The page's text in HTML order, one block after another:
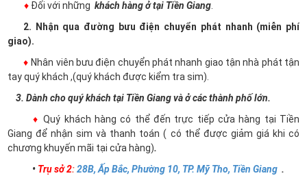
♦ Đối với những khách hàng ở tại Tiền Giang
2. Nhận qua đường bưu điện chuyển phát nhanh (miễn phí
giao).
♦ Nhân viên bưu điện chuyển phát nhanh giao tận nhà phát tận
tay quý khách ,(quý khách được kiểm tra sim).
3. Dành cho quý khách tại Tiền Giang và ở các thành phố lớn.
♦ Quý khách hàng có thể đến trực tiếp cửa hàng tại Tiền
Giang để nhận sim và thanh toán ( có thể được giảm giá khi có
chương khuyến mãi tại cửa hàng).
• Trụ sở 2:28B, Ấp Bắc, Phường 10, TP. Mỹ Tho, Tiền Giang .